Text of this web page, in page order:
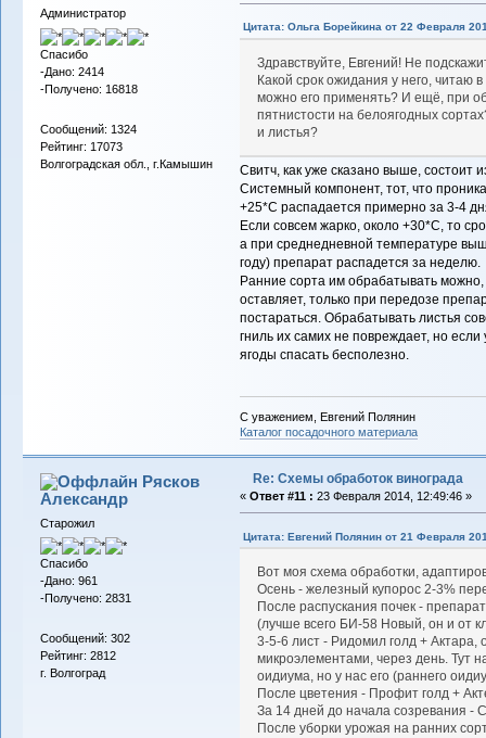
Администратор
Спасибо
-Дано: 2414
-Получено: 16818
Сообщений: 1324
Рейтинг: 17073
Волгоградская обл., г.Камышин
Цитата: Ольга Борейкина от 22 Февраля
Здравствуйте, Евгений! Не
Какой срок ожидания у него, читаю
можно его применять? И ещё, при
пятнистости на белоягодных
и листья?
Свитч, как уже сказано выше, состоит
Системный компонент, тот, что
+25*С распадается примерно за 3-4
Если совсем жарко, около +30*С, то
а при среднедневной температуре
году) препарат распадется за неделю.
Ранние сорта им обрабатывать
оставляет, только при передозе
постараться. Обрабатывать листья
гниль их самих не повреждает, но
ягоды спасать бесполезно.
С уважением, Евгений Полянин
Каталог посадочного материала
Рясков
Александр
Старожил
Спасибо
-Дано: 961
-Получено: 2831
Сообщений: 302
Рейтинг: 2812
г. Волгоград
Re: Схемы обработок винограда
« Ответ #11 : 23 Февраля 2014, 12:49:46 »
Цитата: Евгений Полянин от 21 Февраля
Вот моя схема обработки,
Осень - железный купорос 2-3%
После распускания почек -
(лучше всего БИ-58 Новый, он и от
3-5-6 лист - Ридомил голд + Актара,
микроэлементами, через день. Тут
оидиума, но у нас его (раннего
После цветения - Профит голд +
За 14 дней до начала созревания -
После уборки урожая на ранних